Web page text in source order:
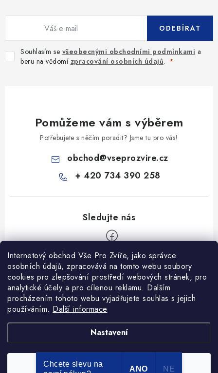
Internetový obchod Vše Pro Zvíře, jako správce
osobních údajů, zpracovává na tomto webu soubory
cookies pro zlepšování prostředí webových stránek, pro
analytické účely a pro cílenou reklamu. Dalším
procházením tohoto webu vyjadřujete souhlas s jejich
používáním. Další informace
Nastavení
Souhlasím
Souhlasím se všeobecnými obchodními podmínkami a
beru na vědomí zpracování osobních údajů.
ODEBÍRAT
Pomůžeme vám s výběrem
Potřebujete s něčím poradit? Jsme tu pro vás!
obchod@vseprozvire.cz
+ 420 734 390 258
Informace pro Vás
Ceník dopravy
Kontakty
Obchodní podmínky
Podmínky ochrany osobních údajů
Heuréka recenze
Copyright 2026Vše Pro Zvíře . Všechna práva vyhrazena.
Chcete slevu na
ANO NE